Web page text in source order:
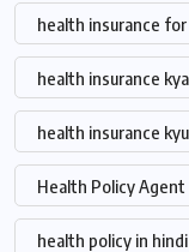
health insurance
health insurance
health insurance
Health Policy Agent
health policy in hindi